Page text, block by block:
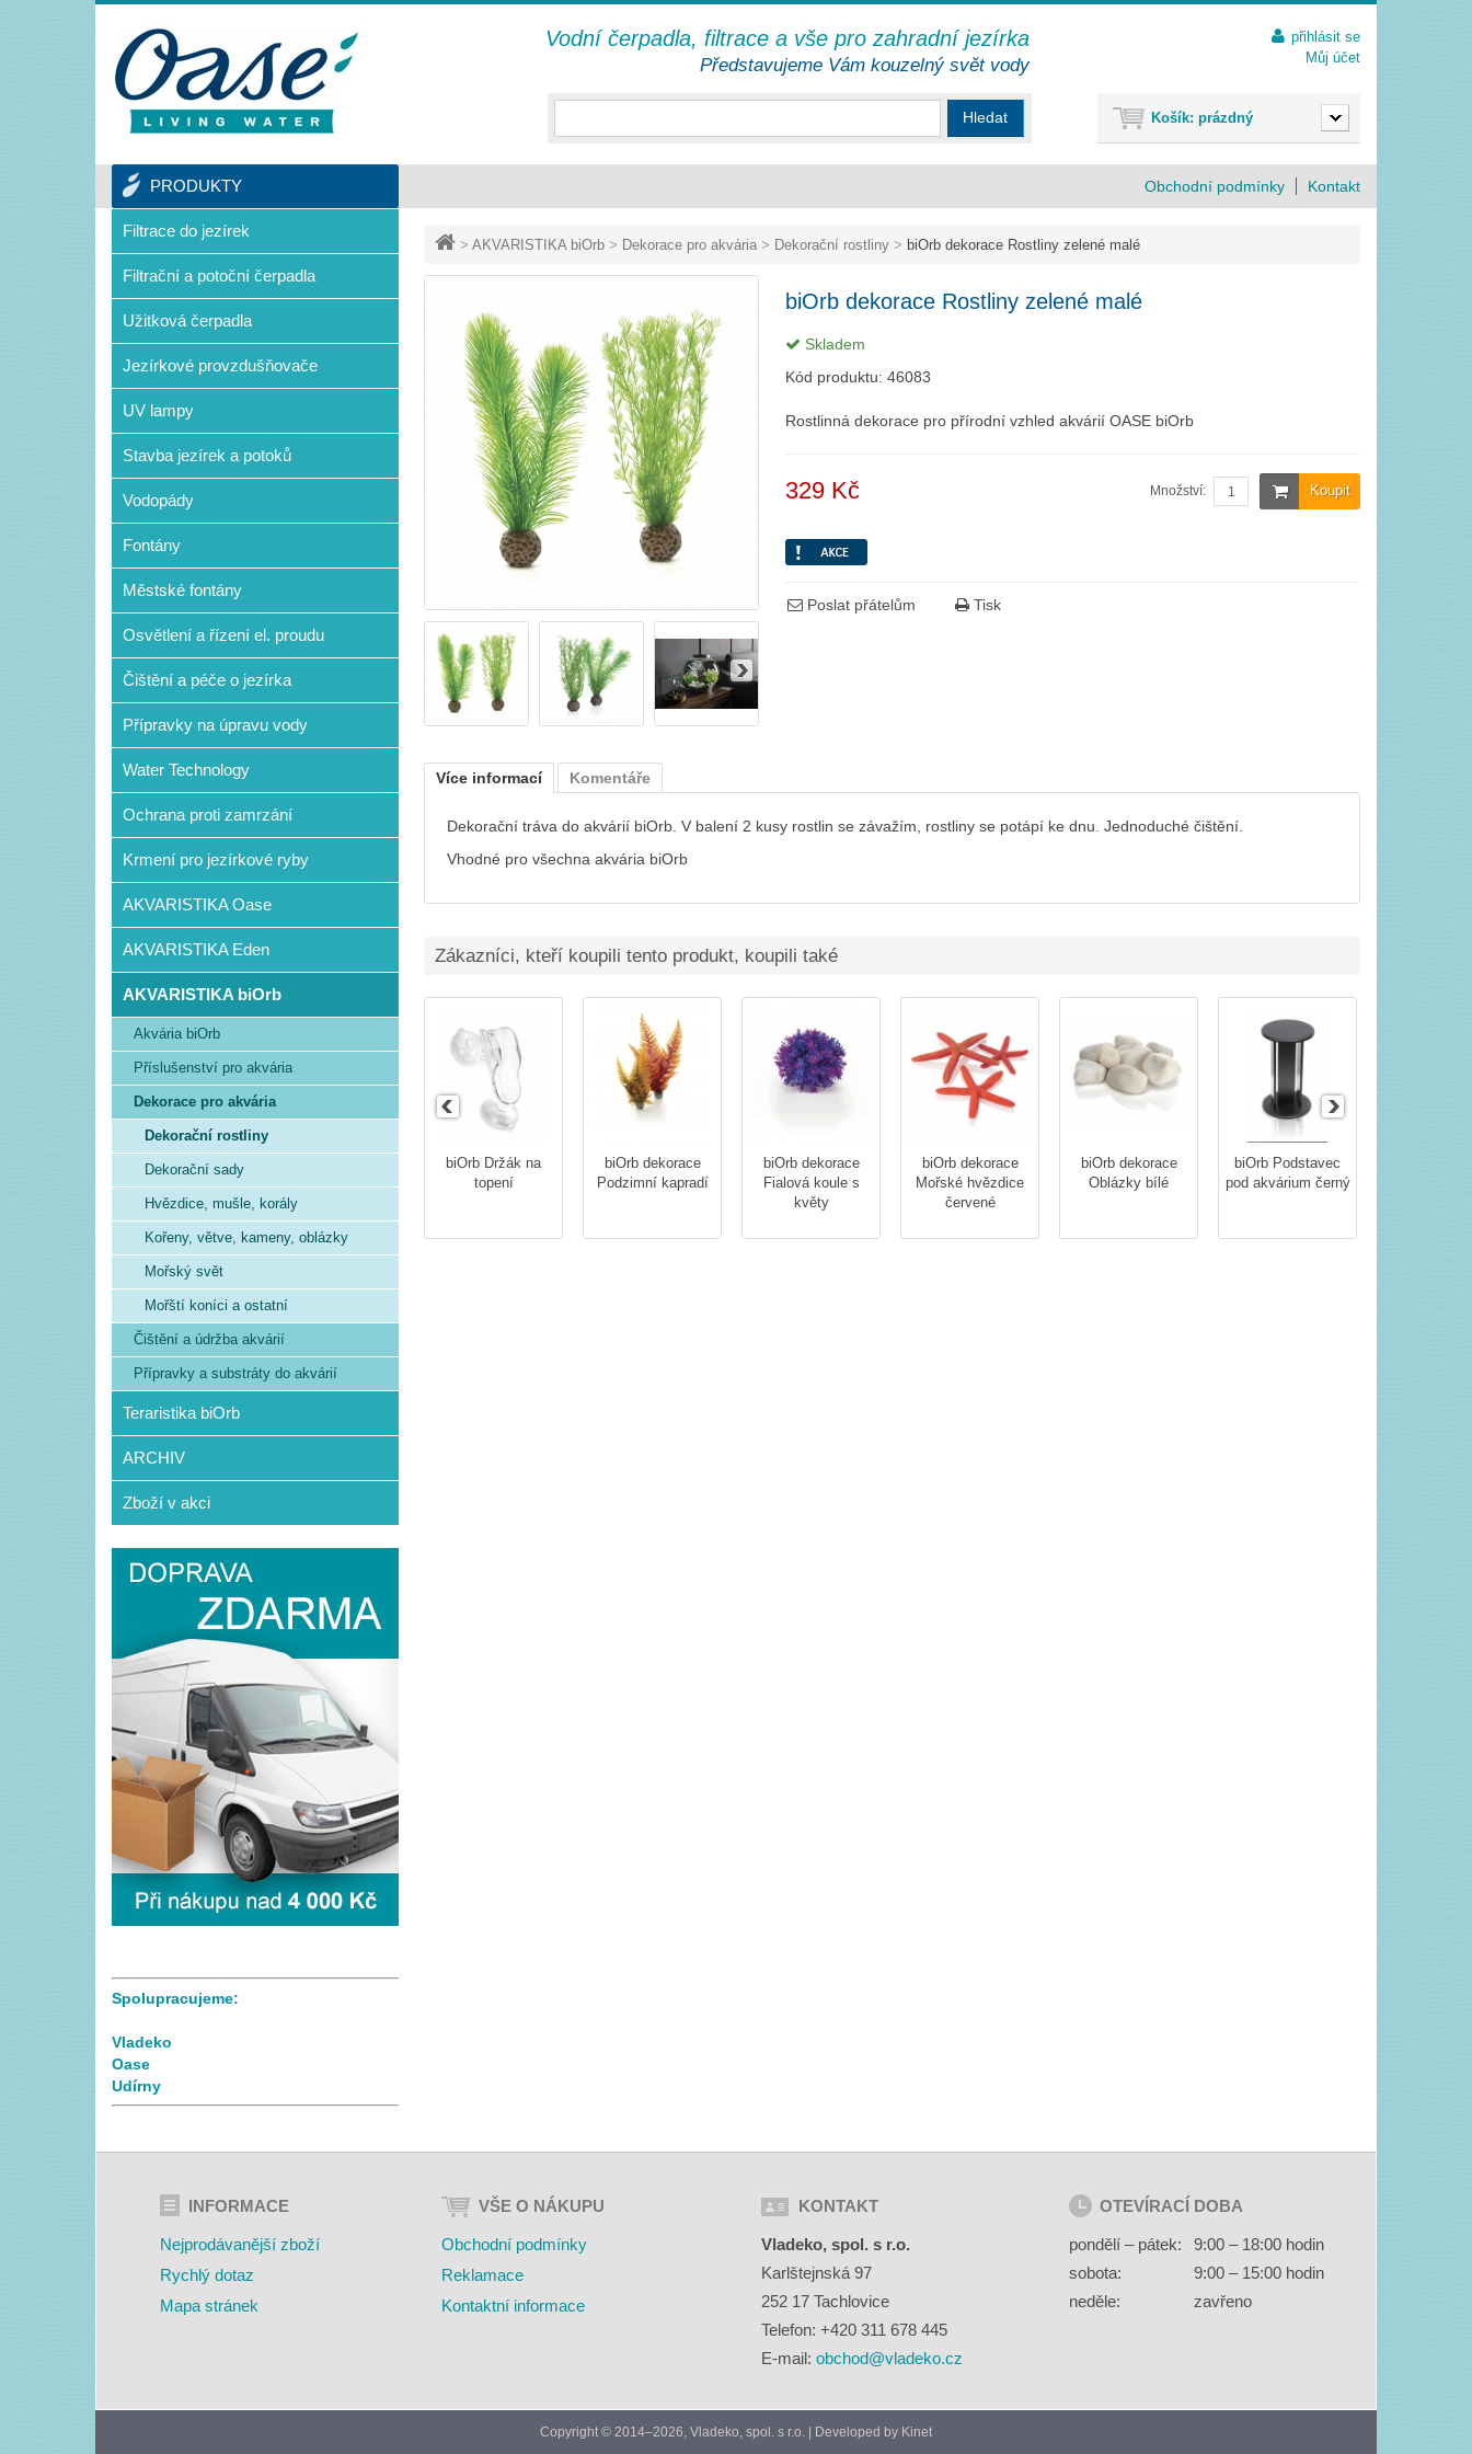
> AKVARISTIKA biOrb > Dekorace pro akvária > Dekorační rostliny > biOrb dekorace Rostliny zelené malé
biOrb dekorace Rostliny zelené malé
Skladem
Kód produktu: 46083
Rostlinná dekorace pro přírodní vzhled akvárií OASE biOrb
329 Kč Koupit
Množství:
Poslat přátelům Tisk
Více informací Komentáře
Dekorační tráva do akvárií biOrb. V balení 2 kusy rostlin se závažím, rostliny se potápí ke dnu. Jednoduché čištění.
Vhodné pro všechna akvária biOrb
Zákazníci, kteří koupili tento produkt, koupili také
biOrb Držák na
topení
biOrb dekorace
Podzimní kapradí
biOrb dekorace
Fialová koule s
květy
biOrb dekorace
Mořské hvězdice
červené
biOrb dekorace
Oblázky bílé
biOrb Podstavec
pod akvárium černý
PRODUKTY
Filtrace do jezírek
Filtrační a potoční čerpadla
Užitková čerpadla
Jezírkové provzdušňovače
UV lampy
Stavba jezírek a potoků
Vodopády
Fontány
Městské fontány
Osvětlení a řízení el. proudu
Čištění a péče o jezírka
Přípravky na úpravu vody
Water Technology
Ochrana proti zamrzání
Krmení pro jezírkové ryby
AKVARISTIKA Oase
AKVARISTIKA Eden
AKVARISTIKA biOrb
Akvária biOrb
Příslušenství pro akvária
Dekorace pro akvária
Dekorační rostliny
Dekorační sady
Hvězdice, mušle, korály
Kořeny, větve, kameny, oblázky
Mořský svět
Mořští koníci a ostatní
Čištění a údržba akvárií
Přípravky a substráty do akvárií
Teraristika biOrb
ARCHIV
Zboží v akci
Spolupracujeme:
Vladeko
Oase
Udírny
Obchodní podmínky Kontakt
Hledat
přihlásit se
Můj účet
Košík: prázdný
Vodní čerpadla, filtrace a vše pro zahradní jezírka
Představujeme Vám kouzelný svět vody
INFORMACE
Nejprodávanější zboží
Rychlý dotaz
Mapa stránek
VŠE O NÁKUPU
Obchodní podmínky
Reklamace
Kontaktní informace
KONTAKT
Vladeko, spol. s r.o.
Karlštejnská 97
252 17 Tachlovice
Telefon: +420 311 678 445
E-mail:obchod@vladeko.cz
OTEVÍRACÍ DOBA
pondělí – pátek:
9:00 – 18:00 hodin
sobota:
9:00 – 15:00 hodin
neděle:
zavřeno
Copyright © 2014–2026, Vladeko, spol. s r.o. | Developed by Kinet